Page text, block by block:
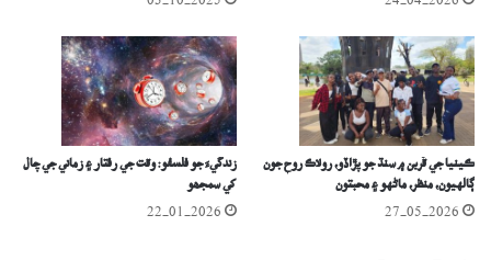
ڪينيا جي قُربن ۾ سنڌ جو پڙاڏو، رولاڪ روح جون
ڳالهيون، منظر، ماڻهو ۽ محبتون
27-05-2026
زندگيءَ جو فلسفو: وقت جي رفتار ۽ زماني جي چال
کي سمجھو
22-01-2026